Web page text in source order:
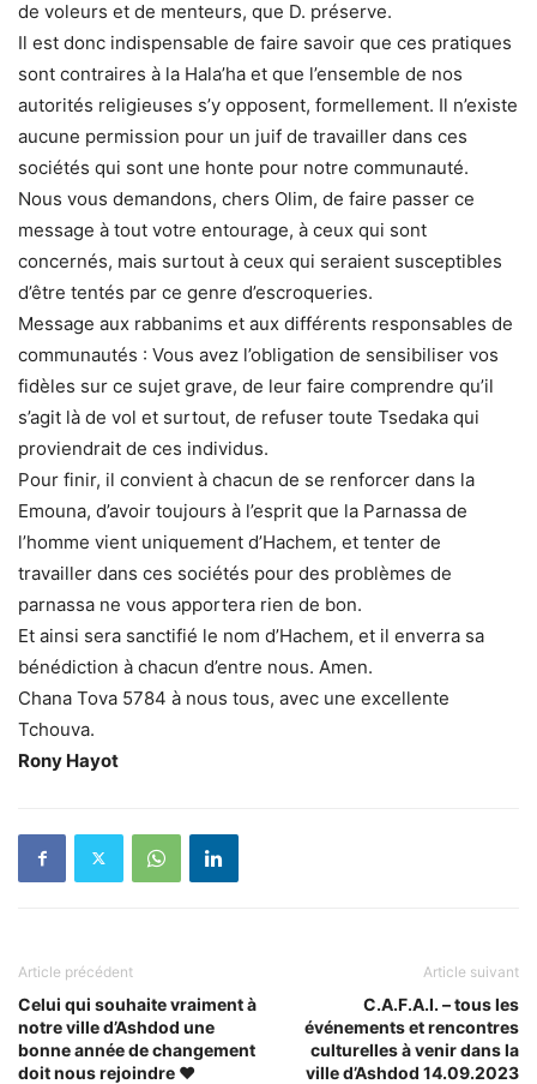
de voleurs et de menteurs, que D. préserve.
Il est donc indispensable de faire savoir que ces pratiques
sont contraires à la Hala’ha et que l’ensemble de nos
autorités religieuses s’y opposent, formellement. Il n’existe
aucune permission pour un juif de travailler dans ces
sociétés qui sont une honte pour notre communauté.
Nous vous demandons, chers Olim, de faire passer ce
message à tout votre entourage, à ceux qui sont
concernés, mais surtout à ceux qui seraient susceptibles
d’être tentés par ce genre d’escroqueries.
Message aux rabbanims et aux différents responsables de
communautés : Vous avez l’obligation de sensibiliser vos
fidèles sur ce sujet grave, de leur faire comprendre qu’il
s’agit là de vol et surtout, de refuser toute Tsedaka qui
proviendrait de ces individus.
Pour finir, il convient à chacun de se renforcer dans la
Emouna, d’avoir toujours à l’esprit que la Parnassa de
l’homme vient uniquement d’Hachem, et tenter de
travailler dans ces sociétés pour des problèmes de
parnassa ne vous apportera rien de bon.
Et ainsi sera sanctifié le nom d’Hachem, et il enverra sa
bénédiction à chacun d’entre nous. Amen.
Chana Tova 5784 à nous tous, avec une excellente
Tchouva.
Rony Hayot
Article précédent
Celui qui souhaite vraiment à
notre ville d’Ashdod une
bonne année de changement
doit nous rejoindre ❤️
Article suivant
C.A.F.A.I. – tous les
événements et rencontres
culturelles à venir dans la
ville d’Ashdod 14.09.2023